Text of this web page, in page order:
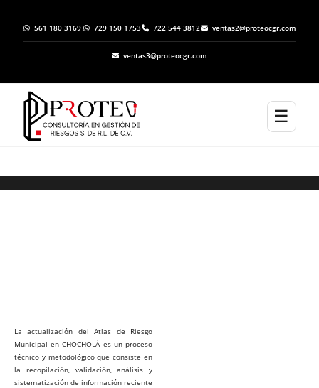
561 180 3169 729 150 1753 722 544 3812 ventas2@proteocgr.com
ventas3@proteocgr.com
☰
La actualización del Atlas de Riesgo
Municipal en CHOCHOLÁ es un proceso
técnico y metodológico que consiste en
la recopilación, validación, análisis y
sistematización de información reciente